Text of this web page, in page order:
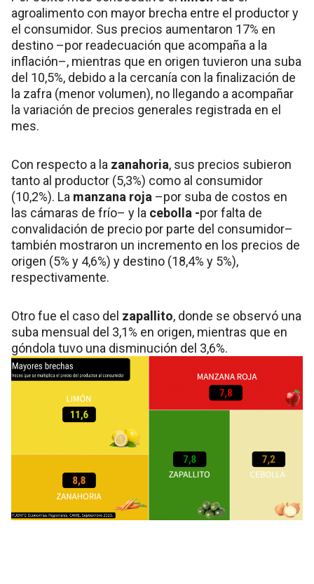
agroalimento con mayor brecha entre el productor y
el consumidor. Sus precios aumentaron 17% en
destino –por readecuación que acompaña a la
inflación–, mientras que en origen tuvieron una suba
del 10,5%, debido a la cercanía con la finalización de
la zafra (menor volumen), no llegando a acompañar
la variación de precios generales registrada en el
mes.
Con respecto a la zanahoria, sus precios subieron
tanto al productor (5,3%) como al consumidor
(10,2%). La manzana roja –por suba de costos en
las cámaras de frío– y la cebolla -por falta de
convalidación de precio por parte del consumidor–
también mostraron un incremento en los precios de
origen (5% y 4,6%) y destino (18,4% y 5%),
respectivamente.
Otro fue el caso del zapallito, donde se observó una
suba mensual del 3,1% en origen, mientras que en
góndola tuvo una disminución del 3,6%.